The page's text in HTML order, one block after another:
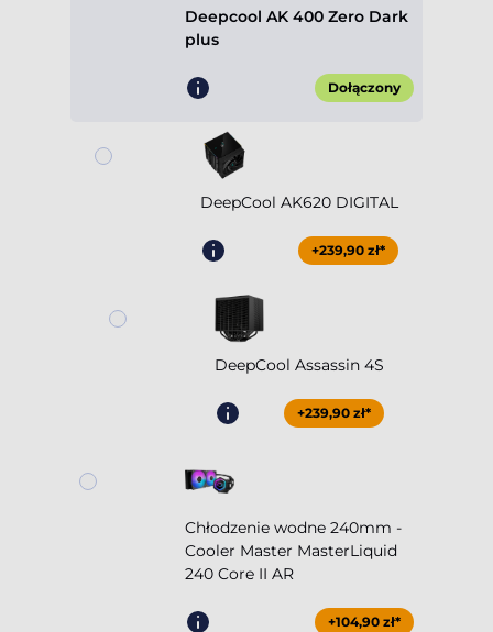
Deepcool AK 400 Zero Dark
plus
Dołączony
DeepCool AK620 DIGITAL
+239,90 zł*
DeepCool Assassin 4S
+239,90 zł*
Chłodzenie wodne 240mm -
Cooler Master MasterLiquid
240 Core II AR
+104,90 zł*